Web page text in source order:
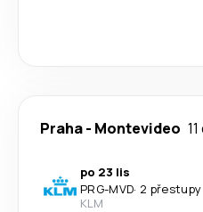
Praha- Montevideo
po 23 lis
PRG-MVD· 2 přestupy
KLM